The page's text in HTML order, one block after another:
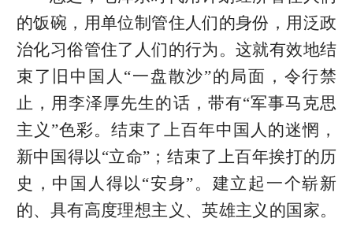
的饭碗，用单位制管住人们的身份，用泛政
治化习俗管住了人们的行为。这就有效地结
束了旧中国人“一盘散沙”的局面，令行禁
止，用李泽厚先生的话，带有“军事马克思
主义”色彩。结束了上百年中国人的迷惘，
新中国得以“立命”；结束了上百年挨打的历
史，中国人得以“安身”。建立起一个崭新
的、具有高度理想主义、英雄主义的国家。